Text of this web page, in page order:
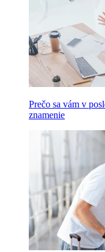
Prečo sa vám v
znamenie